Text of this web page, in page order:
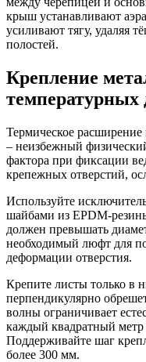
крыш устанавливают
усиливают тягу, удаляя
полостей.
Крепление
Термическое
– неизбежный
фактора при фиксации
крепежных отверстий,
Используйте
шайбами из EPDM-
должен превышать
необходимый люфт для
деформации отверстия.
Крепите листы только в
перпендикулярно
волны ограничивает
каждый квадратный метр
Поддерживайте шаг
более 300 мм.